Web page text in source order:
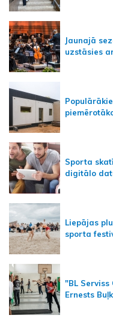
Jaunajā
uzstāsies
Sporta
digitālo
Liepājas
sporta
"BL
Ernests